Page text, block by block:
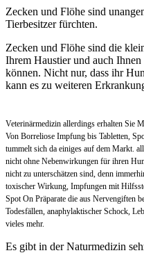
Zecken und Flöhe sind
Tierbesitzer fürchten.
Zecken und Flöhe sind die
Ihrem Haustier und auch
können. Nicht nur, dass ihr
kann es zu weiteren
Veterinärmedizin allerdings erhalten Sie
Von Borreliose Impfung bis Tabletten,
tummelt sich da einiges auf dem Markt.
nicht ohne Nebenwirkungen für ihren
nicht zu unterschätzen sind, denn
toxischer Wirkung, Impfungen mit
Spot On Präparate die aus Nervengiften
Todesfällen, anaphylaktischer Schock,
vieles mehr.
Es gibt in der Naturmedizin